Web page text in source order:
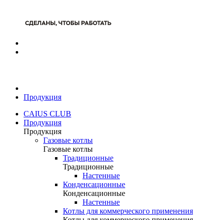
Продукция
CAIUS CLUB
Продукция
Продукция
Газовые котлы
Газовые котлы
Традиционные
Традиционные
Настенные
Конденсационные
Конденсационные
Настенные
Котлы для коммерческого применения